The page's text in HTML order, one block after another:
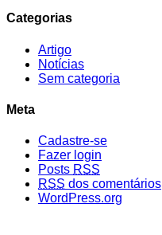
Categorias
Artigo
Notícias
Sem categoria
Meta
Cadastre-se
Fazer login
Posts RSS
RSS dos comentários
WordPress.org